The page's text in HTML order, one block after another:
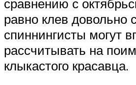
сравнению с
равно клев довольно
спиннингисты могут
рассчитывать на
клыкастого красавца.